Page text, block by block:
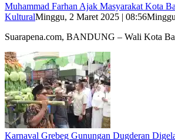
Muhammad Farhan Ajak Masyarakat Kota
KulturalMinggu, 2 Maret 2025 | 08:56
Suarapena.com, BANDUNG – Wali Kota
Karnaval Grebeg Gunungan Dugderan